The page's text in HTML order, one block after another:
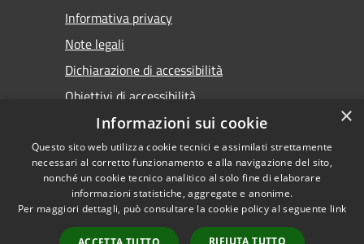
Informativa privacy
Note legali
Dichiarazione di accessibilità
Obiettivi di accessibilità
Accessibilità
Copyright © 2026 • Comune di
Marsala • Powered by
Municipium• Accesso
×
Informazioni sui cookie
Questo sito web utilizza cookie tecnici e assimilati strettamente
necessari al corretto funzionamento e alla navigazione del sito,
nonché un cookie tecnico analitico al solo fine di elaborare
informazioni statistiche, aggregate e anonime.
Per maggiori dettagli, può consultare la cookie policy al seguente link
RIFIUTA TUTTO